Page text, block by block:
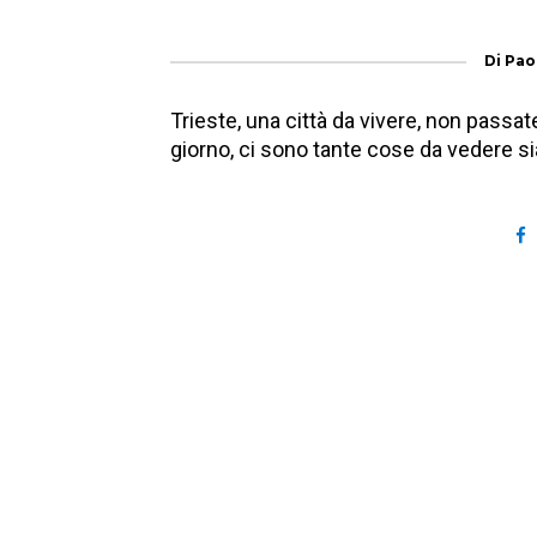
Di
Trieste, una città da vivere, non
giorno, ci sono tante cose da vedere